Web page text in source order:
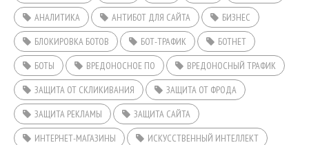
АНАЛИТИКА
АНТИБОТ ДЛЯ САЙТА
БИЗНЕС
БЛОКИРОВКА БОТОВ
БОТ-ТРАФИК
БОТНЕТ
БОТЫ
ВРЕДОНОСНОЕ ПО
ВРЕДОНОСНЫЙ ТРАФИК
ЗАЩИТА ОТ СКЛИКИВАНИЯ
ЗАЩИТА ОТ ФРОДА
ЗАЩИТА РЕКЛАМЫ
ЗАЩИТА САЙТА
ИНТЕРНЕТ-МАГАЗИНЫ
ИСКУССТВЕННЫЙ ИНТЕЛЛЕКТ